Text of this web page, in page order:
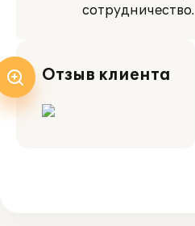
сотрудничество.
Отзыв клиента